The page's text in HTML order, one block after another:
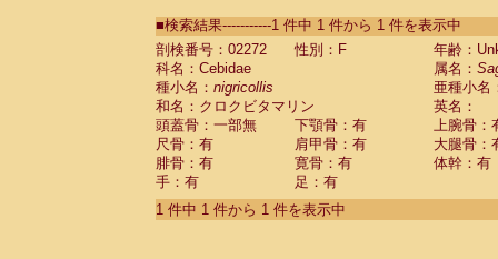
CebidaeSaguinus labiatus(0)
Cebidae Saguinus leucopus (0)
Cebidae
CebidaeSaguinus mystax
CebidaeSaguinus nigricollis (1)
Cebidae Saguinus oedipus
Cebidae Saguinus weddelli
Cebidae Saguinusspp.
Cebidae Aotus trivirgatus
Cebidae Cebus albifrons
■検索結果-----------1 件中 1 件から 1 件を表示中
剖検番号：02272
性別：F
年齢：
科名：Cebidae
属名：
種小名： nigricollis
亜種小名
和名：クロクビタマリン
英名：
頭蓋骨：一部無
下顎骨：有
上腕骨：
尺骨：有
肩甲骨：有
大腿骨：
腓骨：有
寛骨：有
体幹：有
手：有
足：有
1 件中 1 件から 1 件を表示中